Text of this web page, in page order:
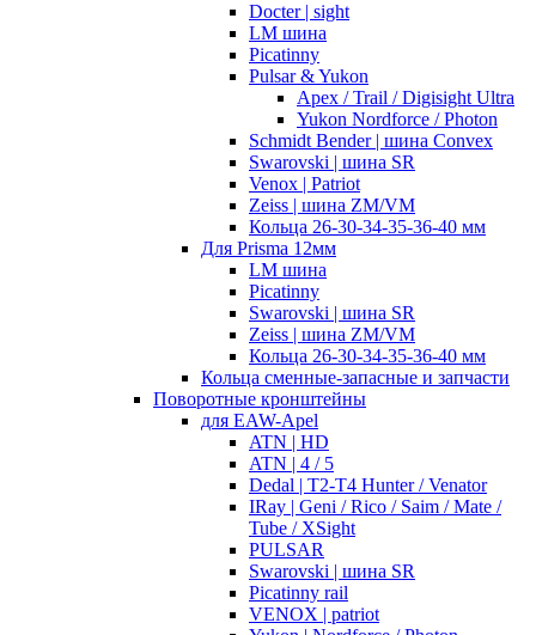
Docter | sight
LM шина
Picatinny
Pulsar & Yukon
Apex / Trail / Digisight Ultra
Yukon Nordforce / Photon
Schmidt Bender | шина Convex
Swarovski | шина SR
Venox | Patriot
Zeiss | шина ZM/VM
Кольца 26-30-34-35-36-40 мм
Для Prisma 12мм
LM шина
Picatinny
Swarovski | шина SR
Zeiss | шина ZM/VM
Кольца 26-30-34-35-36-40 мм
Кольца сменные-запасные и запчасти
Поворотные кронштейны
для EAW-Apel
ATN | HD
ATN | 4 / 5
Dedal | T2-T4 Hunter / Venator
IRay | Geni / Rico / Saim / Mate /
Tube / XSight
PULSAR
Swarovski | шина SR
Picatinny rail
VENOX | patriot